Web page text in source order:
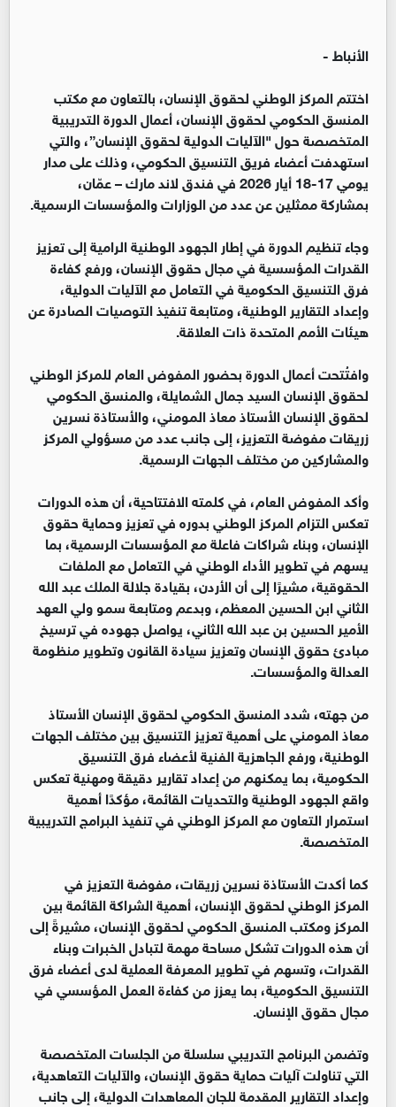
الأنباط -
اختتم المركز الوطني لحقوق الإنسان، بالتعاون مع مكتب
المنسق الحكومي لحقوق الإنسان، أعمال الدورة التدريبية
المتخصصة حول "الآليات الدولية لحقوق الإنسان”، والتي
استهدفت أعضاء فريق التنسيق الحكومي، وذلك على مدار
يومي 17-18 أيار 2026 في فندق لاند مارك – عمّان،
بمشاركة ممثلين عن عدد من الوزارات والمؤسسات الرسمية.
وجاء تنظيم الدورة في إطار الجهود الوطنية الرامية إلى تعزيز
القدرات المؤسسية في مجال حقوق الإنسان، ورفع كفاءة
فرق التنسيق الحكومية في التعامل مع الآليات الدولية،
وإعداد التقارير الوطنية، ومتابعة تنفيذ التوصيات الصادرة عن
هيئات الأمم المتحدة ذات العلاقة.
وافتُتحت أعمال الدورة بحضور المفوض العام للمركز الوطني
لحقوق الإنسان السيد جمال الشمايلة، والمنسق الحكومي
لحقوق الإنسان الأستاذ معاذ المومني، والأستاذة نسرين
زريقات مفوضة التعزيز، إلى جانب عدد من مسؤولي المركز
والمشاركين من مختلف الجهات الرسمية.
وأكد المفوض العام، في كلمته الافتتاحية، أن هذه الدورات
تعكس التزام المركز الوطني بدوره في تعزيز وحماية حقوق
الإنسان، وبناء شراكات فاعلة مع المؤسسات الرسمية، بما
يسهم في تطوير الأداء الوطني في التعامل مع الملفات
الحقوقية، مشيرًا إلى أن الأردن، بقيادة جلالة الملك عبد الله
الثاني ابن الحسين المعظم، وبدعم ومتابعة سمو ولي العهد
الأمير الحسين بن عبد الله الثاني، يواصل جهوده في ترسيخ
مبادئ حقوق الإنسان وتعزيز سيادة القانون وتطوير منظومة
العدالة والمؤسسات.
من جهته، شدد المنسق الحكومي لحقوق الإنسان الأستاذ
معاذ المومني على أهمية تعزيز التنسيق بين مختلف الجهات
الوطنية، ورفع الجاهزية الفنية لأعضاء فرق التنسيق
الحكومية، بما يمكنهم من إعداد تقارير دقيقة ومهنية تعكس
واقع الجهود الوطنية والتحديات القائمة، مؤكدًا أهمية
استمرار التعاون مع المركز الوطني في تنفيذ البرامج التدريبية
المتخصصة.
كما أكدت الأستاذة نسرين زريقات، مفوضة التعزيز في
المركز الوطني لحقوق الإنسان، أهمية الشراكة القائمة بين
المركز ومكتب المنسق الحكومي لحقوق الإنسان، مشيرةً إلى
أن هذه الدورات تشكل مساحة مهمة لتبادل الخبرات وبناء
القدرات، وتسهم في تطوير المعرفة العملية لدى أعضاء فرق
التنسيق الحكومية، بما يعزز من كفاءة العمل المؤسسي في
مجال حقوق الإنسان.
وتضمن البرنامج التدريبي سلسلة من الجلسات المتخصصة
التي تناولت آليات حماية حقوق الإنسان، والآليات التعاهدية،
وإعداد التقارير المقدمة للجان المعاهدات الدولية، إلى جانب